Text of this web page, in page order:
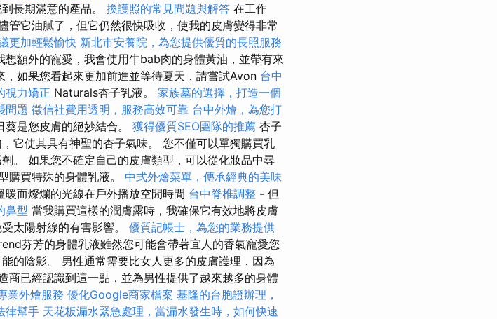
長期滿意的產品。 換護照的常見問題與解答 在工作
它油膩了，但它仍然很快吸收，使我的皮膚變得非常
更加輕鬆愉快 新北市安養院，為您提供優質的長照服務
想額外的寵愛，我會使用牛bab肉的身體黃油，並帶有來
如果您看起來更加前進並等待夏天，請嘗試Avon 台中
視力矯正 Naturals杏子乳液。 家族墓的選擇，打造一個
問題 徵信社費用透明，服務高效可靠 台中外燴，為您打
是您皮膚的絕妙結合。 獲得優質SEO團隊的推薦 杏子
它使其具有神聖的杏子氣味。 您不僅可以單獨購買乳
。 如果您不確定自己的皮膚類型，可以從化妝品中尋
購買特殊的身體乳液。 中式外燴菜單，傳承經典的美味
暖而燦爛的光線在戶外播放空閒時間 台中脊椎調整 - 但
鼻型 當我購買這樣的潤膚露時，我確保它有效地將皮膚
太陽射線的有害影響。 優質記帳士，為您的業務提供
芬芳的身體乳液雖然您可能會帶著宜人的香氣寵愛您
的陰影。 男性通常需要比女人更多的皮膚護理，因為
商已經認識到這一點，並為男性提供了越來越多的身體
業外燴服務 優化Google商家檔案 基隆的台胞證辦理，
律幫手 天花板漏水緊急處理，當漏水發生時，如何快速